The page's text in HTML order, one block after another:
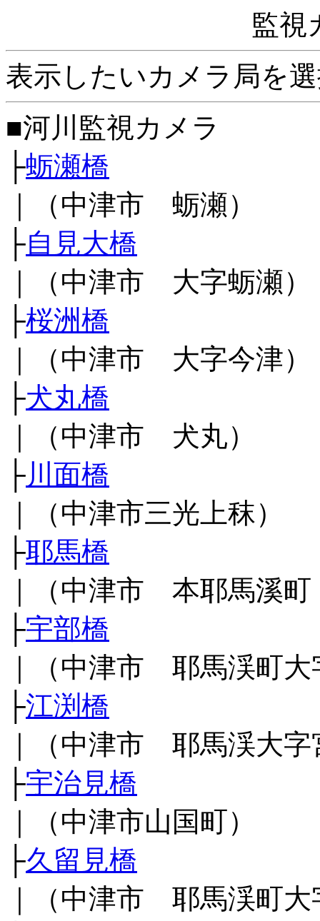
監視
表示したいカメラ局を
■河川監視カメラ
├蛎瀬橋
｜（中津市 蛎瀬）
├自見大橋
｜（中津市 大字蛎瀬）
├桜洲橋
｜（中津市 大字今津）
├犬丸橋
｜（中津市 犬丸）
├川面橋
｜（中津市三光上秣）
├耶馬橋
｜（中津市 本耶馬溪
├宇部橋
｜（中津市 耶馬渓町大
├江渕橋
｜（中津市 耶馬渓大字
├宇治見橋
｜（中津市山国町）
├久留見橋
｜（中津市 耶馬渓町大